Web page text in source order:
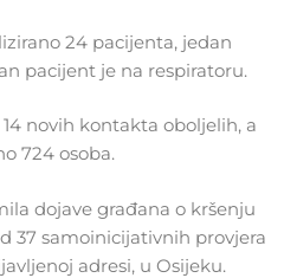
24 pacijenta, jedan
pacijent je na respiratoru.
novih kontakta oboljelih, a
724 osoba.
dojave građana o kršenju
37 samoinicijativnih provjera
adresi, u Osijeku.